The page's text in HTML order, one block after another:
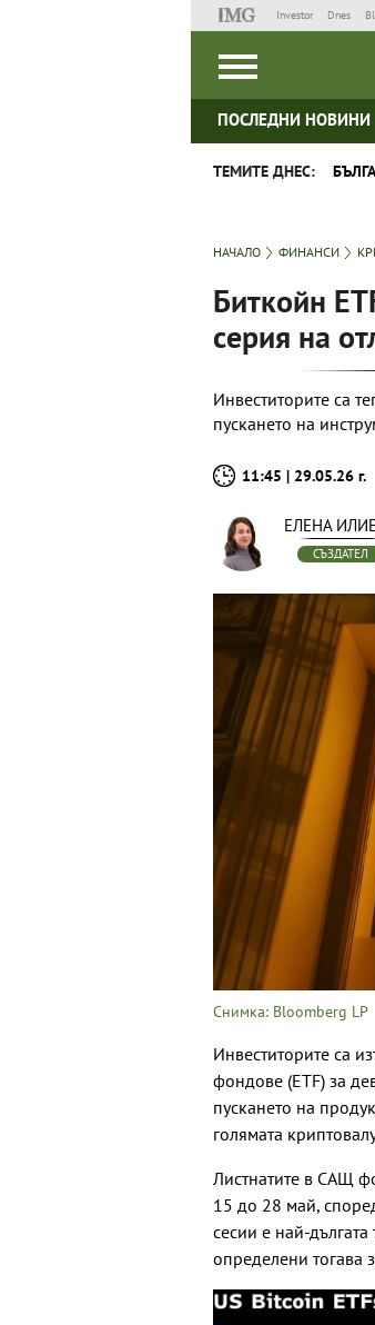
Investor Dnes
ПОСЛЕДНИ НОВИНИ
ТЕМИТЕ ДНЕС:
НАЧАЛО ФИНАНСИ
Биткойн
серия на
Инвеститорите са
пускането на
11:45 | 29.05.26 г.
ЕЛЕНА
СЪЗДАТЕЛ
Снимка: Bloomberg LP
Инвеститорите са
фондове (ETF) за
пускането на
голямата
Листнатите в САЩ
15 до 28 май,
сесии е най-
определени тогава